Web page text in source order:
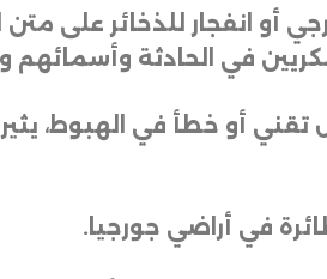
انفجار للذخائر على متن
في الحادثة وأسمائهم
أو خطأ في الهبوط،
في أراضي جورجيا .